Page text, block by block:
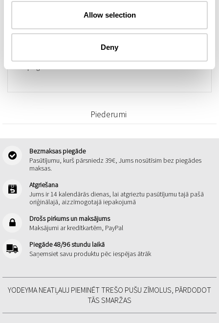
Allow selection
Deny
Piederumi
Bezmaksas piegāde
Pasūtījumu, kurš pārsniedz 39€, Jums nosūtīsim bez piegādes
maksas.
Atgriešana
Jums ir 14 kalendārās dienas, lai atgrieztu pasūtījumu tajā pašā
oriģinālajā, aizzīmogotajā iepakojumā
Drošs pirkums un maksājums
Maksājumi ar kredītkartēm, PayPal
Piegāde 48/96 stundu laikā
Saņemsiet savu produktu pēc iespējas ātrāk
YODEYMA NEATĻAUJ PIEMINĒT TREŠO PUŠU ZĪMOLUS, PĀRDODOT
TĀS SMARŽAS